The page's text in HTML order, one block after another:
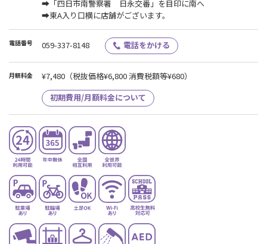
➡「四日市南警察署 日永交番」を目印に南へ
➡東A入り口横に店舗がございます。
電話番号 059-337-8148 電話をかける
月額料金 ¥7,480 （税抜価格¥6,800 消費税額等¥680）
初期費用/月額料金について